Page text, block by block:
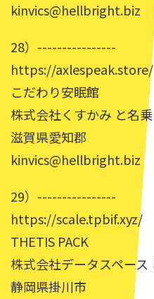
kinvics@hellbright.biz
28）----------------
https://axlespeak.store/
こだわり安眠館
株式会社くすかみ と名
滋賀県愛知郡
kinvics@hellbright.biz
29）----------------
https://scale.tpbif.xyz/
THETIS PACK
株式会社データスペース
静岡県掛川市